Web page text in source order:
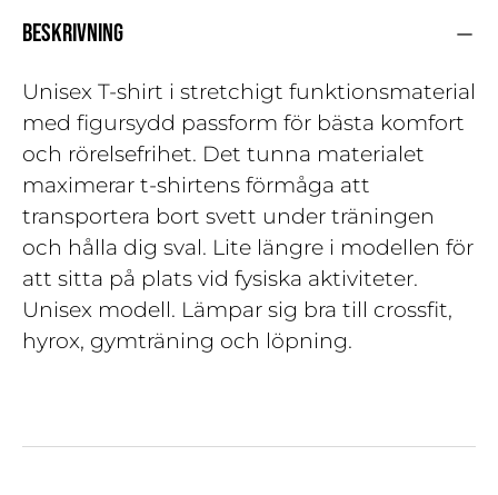
BESKRIVNING
Unisex T-shirt i stretchigt funktionsmaterial
med figursydd passform för bästa komfort
och rörelsefrihet. Det tunna materialet
maximerar t-shirtens förmåga att
transportera bort svett under träningen
och hålla dig sval. Lite längre i modellen för
att sitta på plats vid fysiska aktiviteter.
Unisex modell. Lämpar sig bra till crossfit,
hyrox, gymträning och löpning.